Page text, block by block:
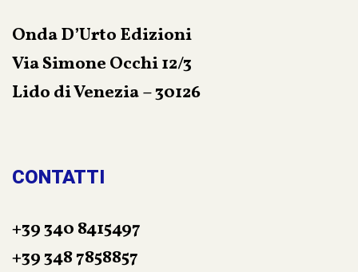
Onda D’Urto Edizioni
Via Simone Occhi 12/3
Lido di Venezia – 30126
CONTATTI
+39 340 8415497
+39 348 7858857